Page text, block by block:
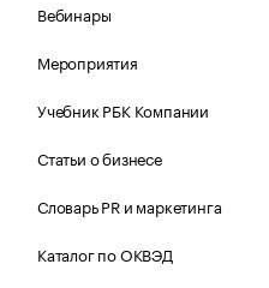
Вебинары
Мероприятия
Учебник РБК Компании
Статьи о бизнесе
Словарь PR и маркетинга
Каталог по ОКВЭД